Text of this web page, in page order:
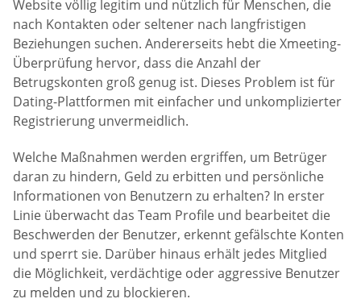
Website völlig legitim und nützlich für Menschen, die
nach Kontakten oder seltener nach langfristigen
Beziehungen suchen. Andererseits hebt die Xmeeting-
Überprüfung hervor, dass die Anzahl der
Betrugskonten groß genug ist. Dieses Problem ist für
Dating-Plattformen mit einfacher und unkomplizierter
Registrierung unvermeidlich.
Welche Maßnahmen werden ergriffen, um Betrüger
daran zu hindern, Geld zu erbitten und persönliche
Informationen von Benutzern zu erhalten? In erster
Linie überwacht das Team Profile und bearbeitet die
Beschwerden der Benutzer, erkennt gefälschte Konten
und sperrt sie. Darüber hinaus erhält jedes Mitglied
die Möglichkeit, verdächtige oder aggressive Benutzer
zu melden und zu blockieren.